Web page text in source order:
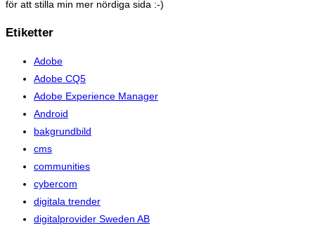
för att stilla min mer nördiga sida :-)
Etiketter
Adobe
Adobe CQ5
Adobe Experience Manager
Android
bakgrundbild
cms
communities
cybercom
digitala trender
digitalprovider Sweden AB